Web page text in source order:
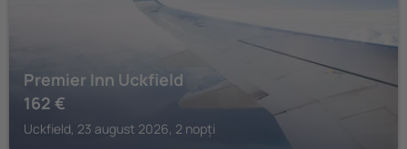
Premier Inn Uckfield
162 €
Uckfield, 23 august 2026, 2 nopți